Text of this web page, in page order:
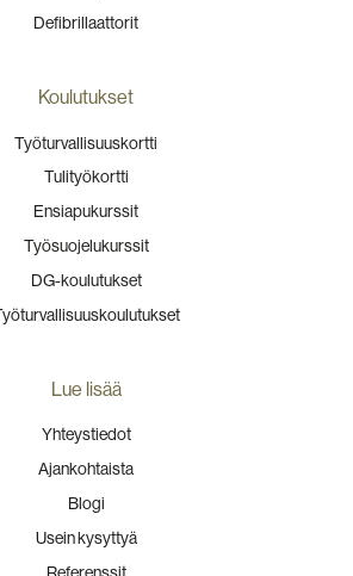
Defibrillaattorit
Koulutukset
Työturvallisuuskortti
Tulityökortti
Ensiapukurssit
Työsuojelukurssit
DG-koulutukset
Lue lisää
Yhteystiedot
Ajankohtaista
Blogi
Usein kysyttyä
Referenssit